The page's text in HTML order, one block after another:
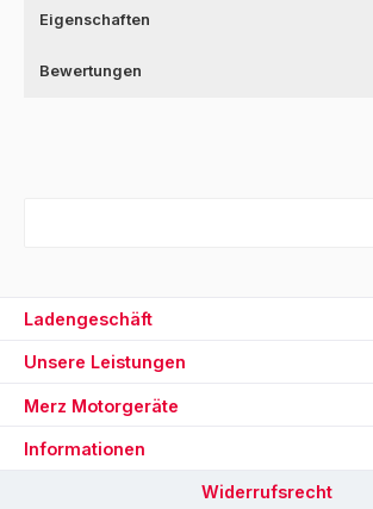
Eigenschaften
Bewertungen
Ladengeschäft
Unsere Leistungen
Merz Motorgeräte
Informationen
Widerrufsrecht